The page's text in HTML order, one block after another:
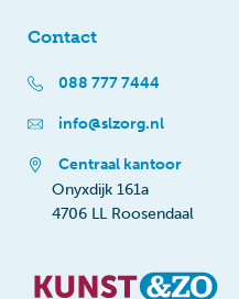
Contact
088 777 7444
info@slzorg.nl
Centraal kantoor
Onyxdijk 161a
4706 LL Roosendaal